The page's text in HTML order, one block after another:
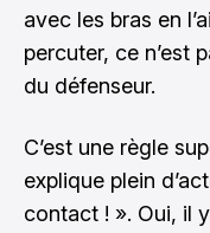
avec les bras en
percuter, ce n’est
du défenseur.
C’est une règle
explique plein
contact ! ». Oui, il